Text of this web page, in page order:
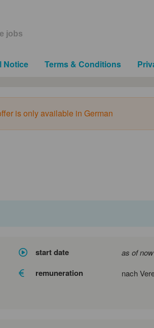
jobs
Notice Terms & Conditions
is only available in German
start date as of now
remuneration nach